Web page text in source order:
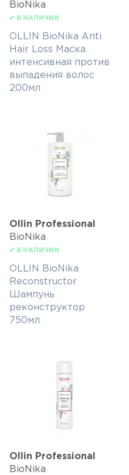
BioNika
✔ В НАЛИЧИИ
OLLIN BioNika Anti
Hair Loss Маска
интенсивная против
выпадения волос
200мл
Ollin Professional
BioNika
✔ В НАЛИЧИИ
OLLIN BioNika
Reconstructor
Шампунь
реконструктор
750мл
Ollin Professional
BioNika